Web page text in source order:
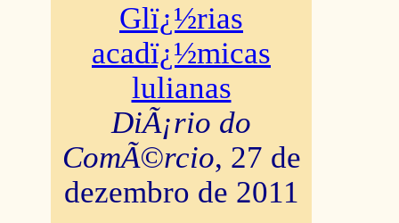
Glï¿½rias
acadï¿½micas
lulianas
DiÃ¡rio do
ComÃ©rcio, 27 de
dezembro de 2011